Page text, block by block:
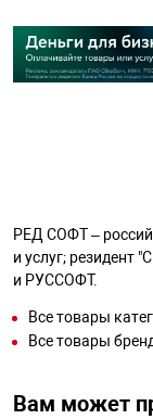
РЕД СОФТ –
и услуг; резидент
и РУССОФТ.
Все товары
Все товары
Вам может